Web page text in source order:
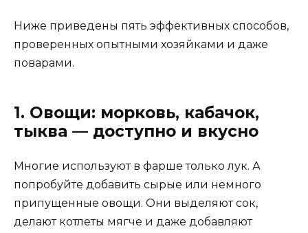
Ниже приведены пять эффективных способов,
проверенных опытными хозяйками и даже
поварами.
1. Овощи: морковь, кабачок,
тыква — доступно и вкусно
Многие используют в фарше только лук. А
попробуйте добавить сырые или немного
припущенные овощи. Они выделяют сок,
делают котлеты мягче и даже добавляют